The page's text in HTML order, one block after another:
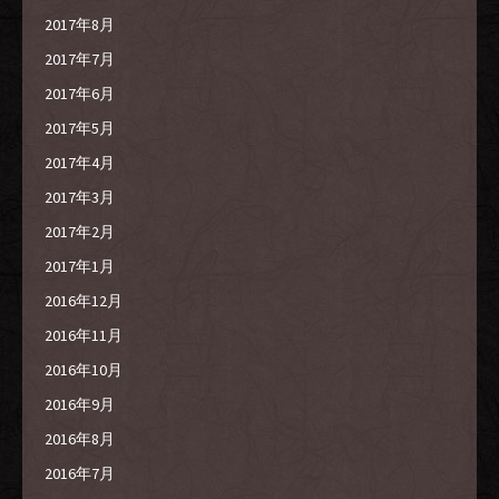
2017年8月
2017年7月
2017年6月
2017年5月
2017年4月
2017年3月
2017年2月
2017年1月
2016年12月
2016年11月
2016年10月
2016年9月
2016年8月
2016年7月